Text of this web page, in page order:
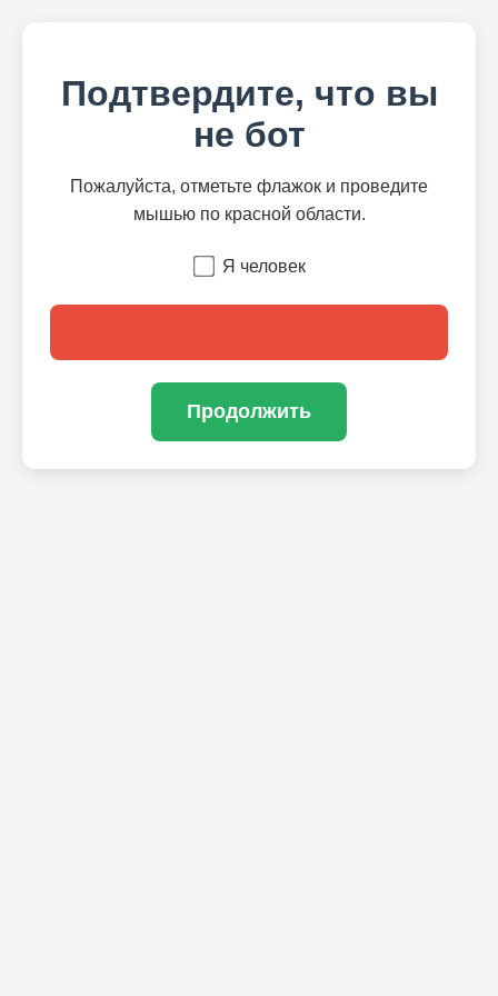
Подтвердите, что вы
не бот
Пожалуйста, отметьте флажок и проведите
мышью по красной области.
Я человек
Продолжить